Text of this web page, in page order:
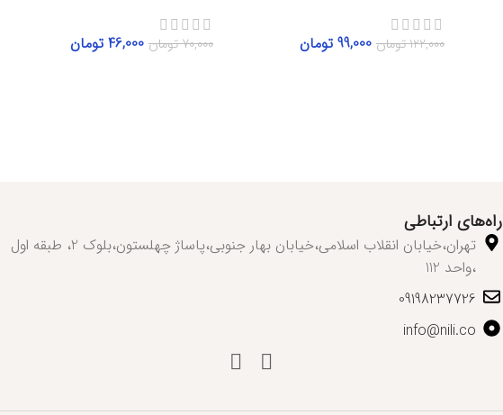
122,000تومان 99,000 تومان 70,000تومان 46,000 تومان
راه‌های ارتباطی
تهران،خیابان انقلاب اسلامی،خیابان بهار جنوبی،پاساژ چهلستون،بلوک 2، طبقه اول
،واحد 112
09198237726
info@nili.co